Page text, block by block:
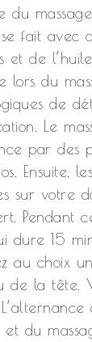
du
fait avec
et de
lors du
de
Le
par des
Ensuite,
sur votre
Pendant
dure 15
au choix
de la tête.
et du